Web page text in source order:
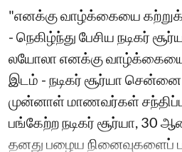
"எனக்கு வாழ்க்கையை
- நெகிழ்ந்து பேசிய நடிகர்
லயோலா எனக்கு
இடம் - நடிகர் சூர்யா
முன்னாள் மாணவர்கள் சந்திப்பு
பங்கேற்ற நடிகர் சூர்யா, 30
தனது பழைய நினைவுகளைப்